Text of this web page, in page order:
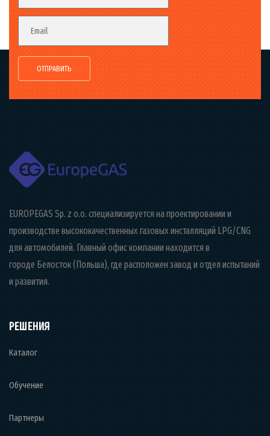
Email
EUROPEGAS Sp. z o.o. специализируется на проектировании и
производстве высококачественных газовых инсталляций LPG/CNG
для автомобилей. Главный офис компании находится в
городе Белосток (Польша), где расположен завод и отдел испытаний
и развития.
РЕШЕНИЯ
Каталог
Обучение
Партнеры